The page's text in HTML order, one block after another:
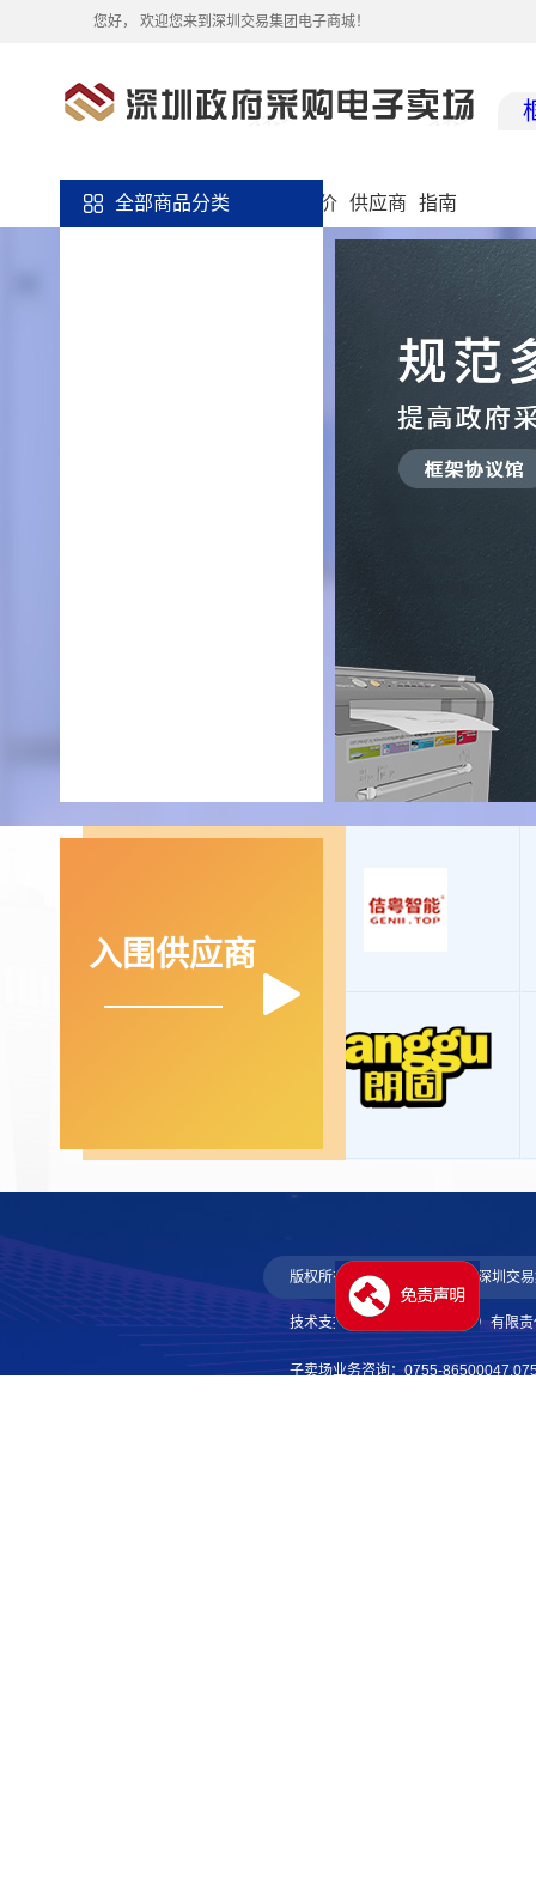
您好， 欢迎您来到深圳交易集团电子商城！
全部商品分类
介绍 相关信息 商品 框架竞价 供应商 指南
入围供应商
版权所有 侵权必究 © 深圳交
技术支持：腾讯云计算（北京）有限
子卖场业务咨询：0755-